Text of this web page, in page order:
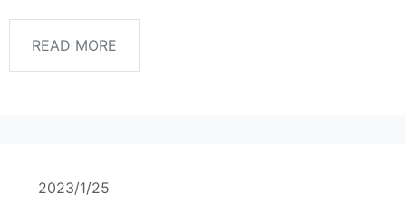
READ MORE
2023/1/25